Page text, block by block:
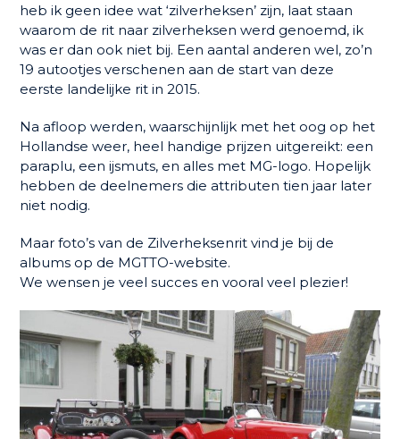
heb ik geen idee wat ‘zilverheksen’ zijn, laat staan
waarom de rit naar zilverheksen werd genoemd, ik
was er dan ook niet bij. Een aantal anderen wel, zo’n
19 autootjes verschenen aan de start van deze
eerste landelijke rit in 2015.
Na afloop werden, waarschijnlijk met het oog op het
Hollandse weer, heel handige prijzen uitgereikt: een
paraplu, een ijsmuts, en alles met MG-logo. Hopelijk
hebben de deelnemers die attributen tien jaar later
niet nodig.
Maar foto’s van de Zilverheksenrit vind je bij de
albums op de MGTTO-website.
We wensen je veel succes en vooral veel plezier!